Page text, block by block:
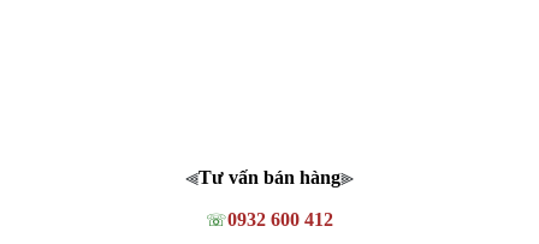
⫷Tư vấn bán hàng⫸
☏0932 600 412